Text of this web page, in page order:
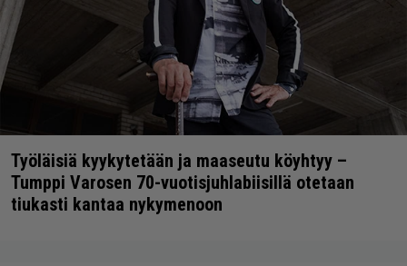
Työläisiä kyykytetään ja maaseutu köyhtyy –
Tumppi Varosen 70-vuotisjuhlabiisillä otetaan
tiukasti kantaa nykymenoon